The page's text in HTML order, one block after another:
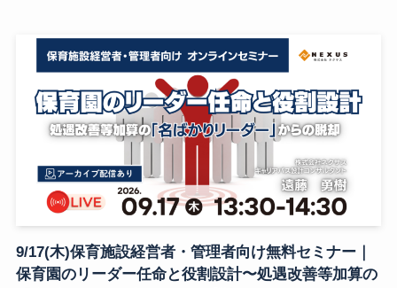
9/17(木)保育施設経営者・管理者向け無料セミナー｜
保育園のリーダー任命と役割設計〜処遇改善等加算の